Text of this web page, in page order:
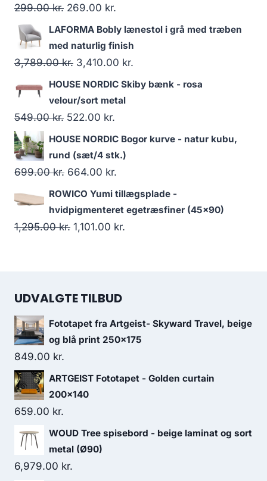
299.00kr. 269.00 kr.
LAFORMA Bobly lænestol i grå med træben
med naturlig finish
3,789.00kr. 3,410.00 kr.
HOUSE NORDIC Skiby bænk - rosa
velour/sort metal
549.00kr. 522.00 kr.
HOUSE NORDIC Bogor kurve - natur kubu,
rund (sæt/4 stk.)
699.00kr. 664.00 kr.
ROWICO Yumi tillægsplade -
hvidpigmenteret egetræsfiner (45x90)
1,295.00kr. 1,101.00 kr.
UDVALGTE TILBUD
Fototapet fra Artgeist- Skyward Travel, beige
og blå print 250x175
849.00 kr.
ARTGEIST Fototapet - Golden curtain
200x140
659.00 kr.
WOUD Tree spisebord - beige laminat og sort
metal (Ø90)
6,979.00 kr.